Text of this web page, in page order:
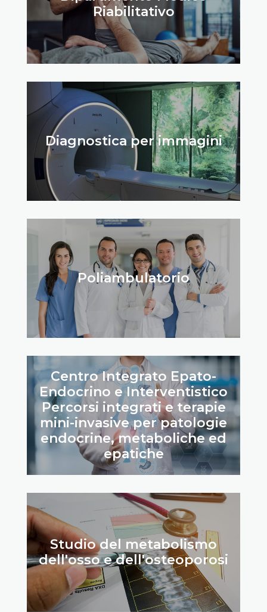
Riabilitativo
Diagnostica per immagini
Poliambulatorio
Centro Integrato Epato-
Endocrino e Interventistico
Percorsi integrati e terapie
mini-invasive per patologie
endocrine, metaboliche ed
epatiche
Studio del metabolismo
dell'osso e dell'osteoporosi